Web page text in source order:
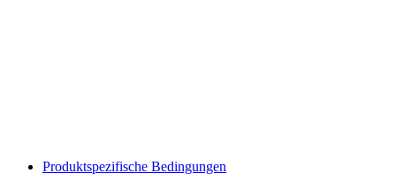
Produktspezifische Bedingungen